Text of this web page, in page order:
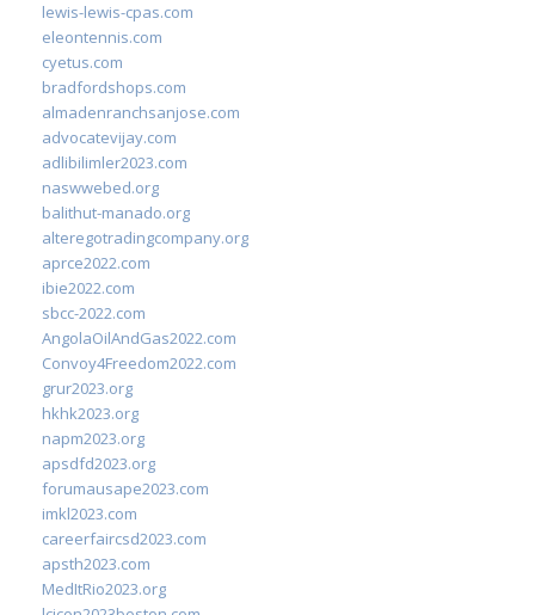
lewis-lewis-cpas.com
eleontennis.com
cyetus.com
bradfordshops.com
almadenranchsanjose.com
advocatevijay.com
adlibilimler2023.com
naswwebed.org
balithut-manado.org
alteregotradingcompany.org
aprce2022.com
ibie2022.com
sbcc-2022.com
AngolaOilAndGas2022.com
Convoy4Freedom2022.com
grur2023.org
hkhk2023.org
napm2023.org
apsdfd2023.org
forumausape2023.com
imkl2023.com
careerfaircsd2023.com
apsth2023.com
MedItRio2023.org